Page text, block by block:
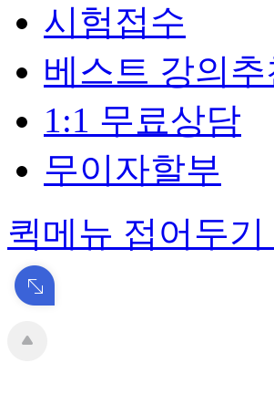
시험접수
베스트 강의추
1:1 무료상담
무이자할부
퀵메뉴 접어두